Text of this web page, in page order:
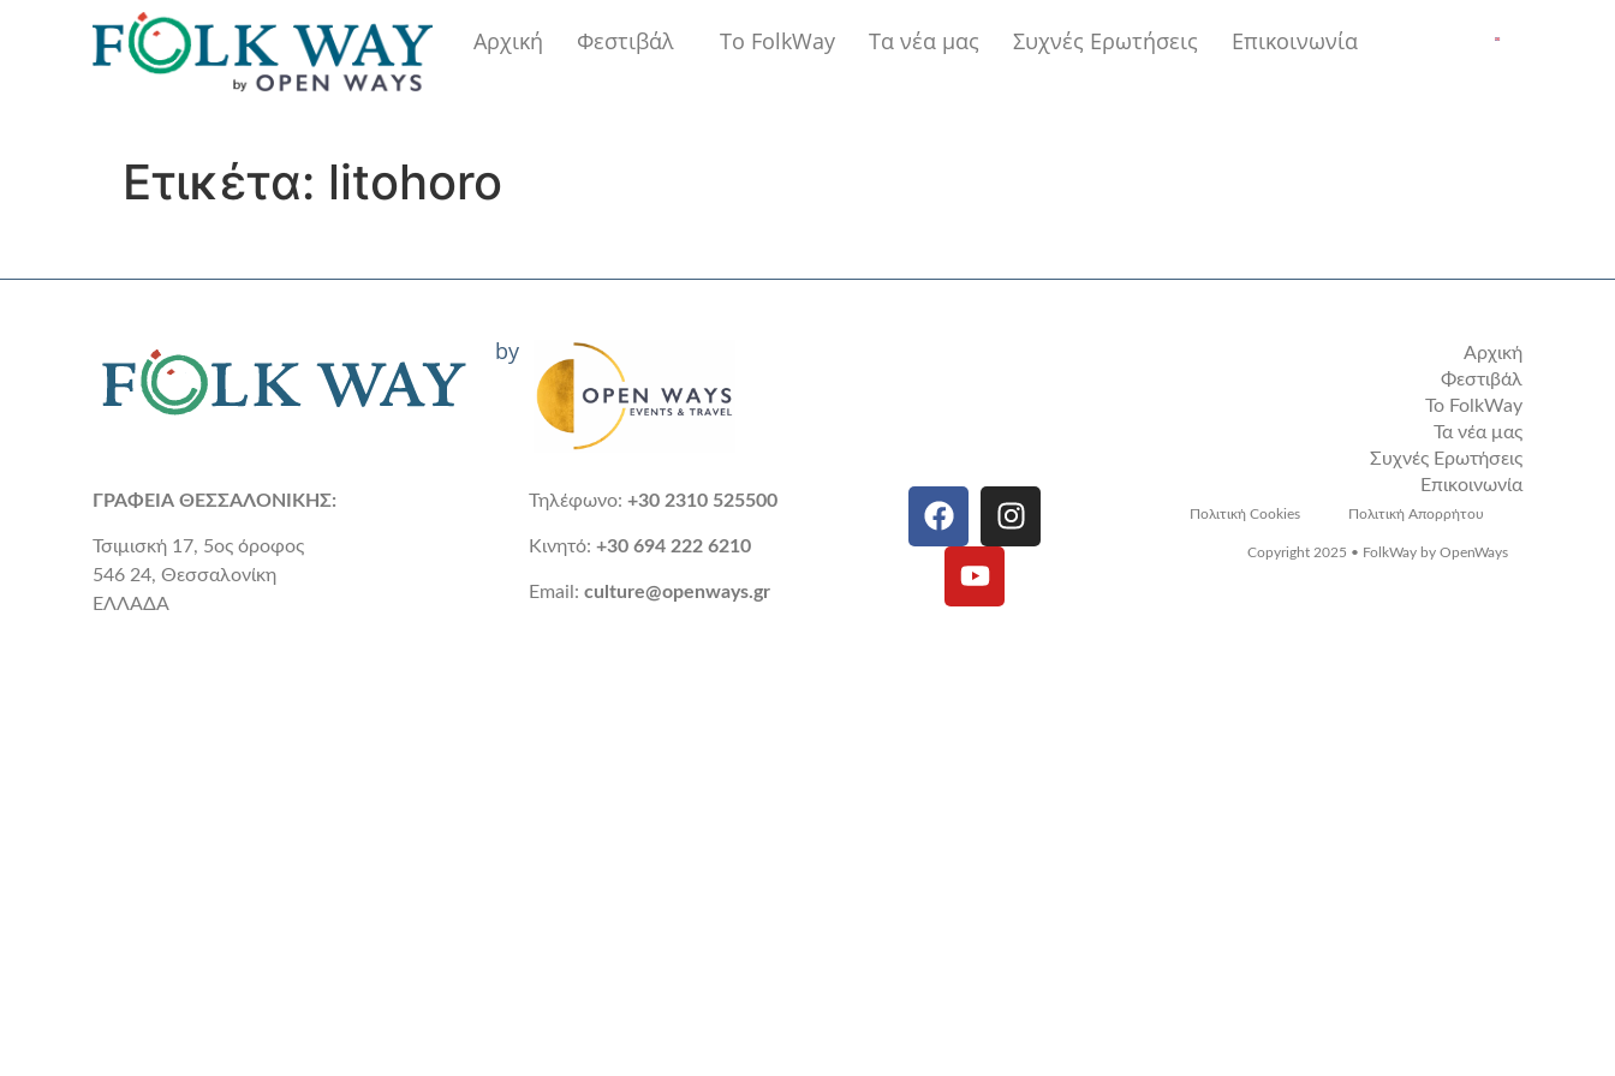
Αρχική Φεστιβάλ Το FolkWay Τα νέα μας Συχνές Ερωτήσεις Επικοινωνία
Ετικέτα: litohoro
by
Αρχική
Φεστιβάλ
Το FolkWay
Τα νέα μας
Συχνές Ερωτήσεις
Επικοινωνία
ΓΡΑΦΕΙΑ ΘΕΣΣΑΛΟΝΙΚΗΣ:
Τσιμισκή 17, 5ος όροφος
546 24, Θεσσαλονίκη
ΕΛΛΑΔΑ
Τηλέφωνο:+30 2310 525500
Κινητό:+30 694 222 6210
Email:culture@openways.gr
Πολιτική Cookies Πολιτική Απορρήτου
Copyright 2025 • FolkWay by OpenWays